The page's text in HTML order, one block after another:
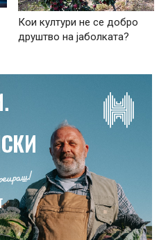
Кои култури не се добро
друштво на јаболката?